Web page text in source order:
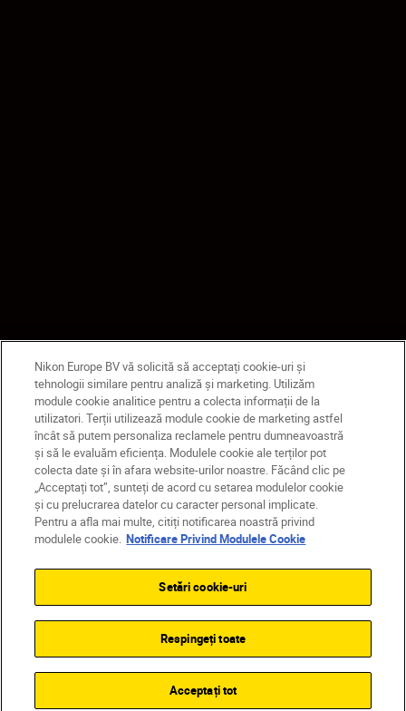
Nikon Europe BV vă solicită să acceptați cookie-uri și
tehnologii similare pentru analiză și marketing. Utilizăm
module cookie analitice pentru a colecta informații de la
utilizatori. Terții utilizează module cookie de marketing astfel
încât să putem personaliza reclamele pentru dumneavoastră
și să le evaluăm eficiența. Modulele cookie ale terților pot
colecta date și în afara website-urilor noastre. Făcând clic pe
„Acceptați tot”, sunteți de acord cu setarea modulelor cookie
și cu prelucrarea datelor cu caracter personal implicate.
Pentru a afla mai multe, citiți notificarea noastră privind
modulele cookie. Notificare Privind Modulele Cookie
Setări cookie-uri
Respingeți toate
Acceptați tot